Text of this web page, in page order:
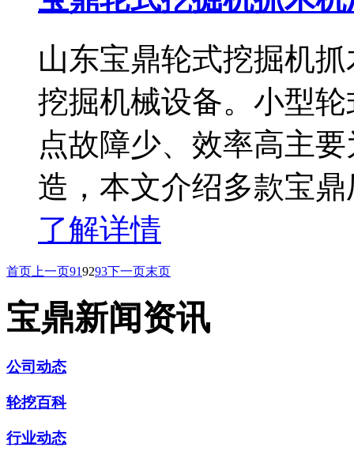
山东宝鼎轮式挖掘机
挖掘机械设备。小型
点故障少、效率高主
造，本文介绍多款宝
了解详情
首页 上一页919293下一页末页
宝鼎新闻资讯
公司动态
轮挖百科
行业动态